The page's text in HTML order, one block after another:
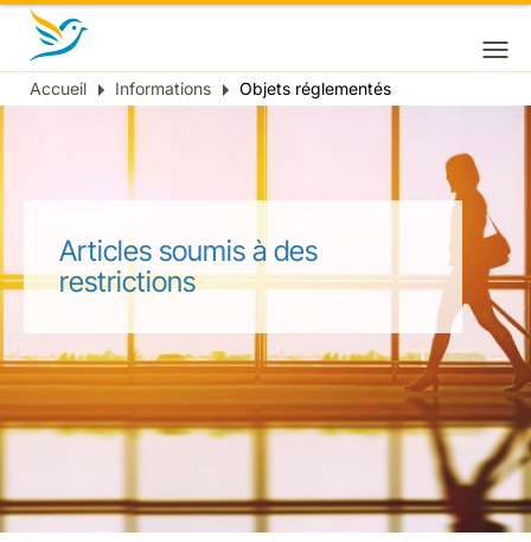
Fil
Accueil Informations Objets réglementés
Articles soumis à des
restrictions